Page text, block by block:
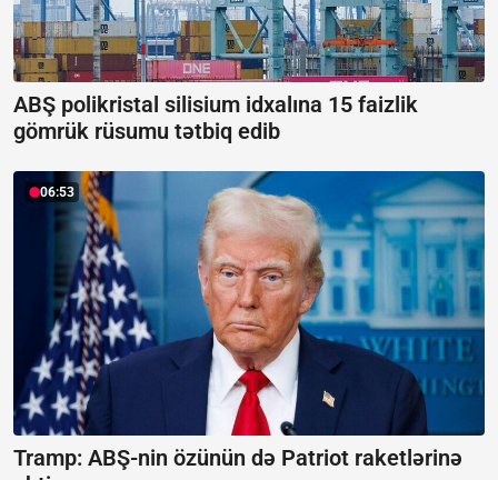
ABŞ polikristal silisium idxalına 15 faizlik
gömrük rüsumu tətbiq edib
06:53
Tramp: ABŞ-nin özünün də Patriot raketlərinə